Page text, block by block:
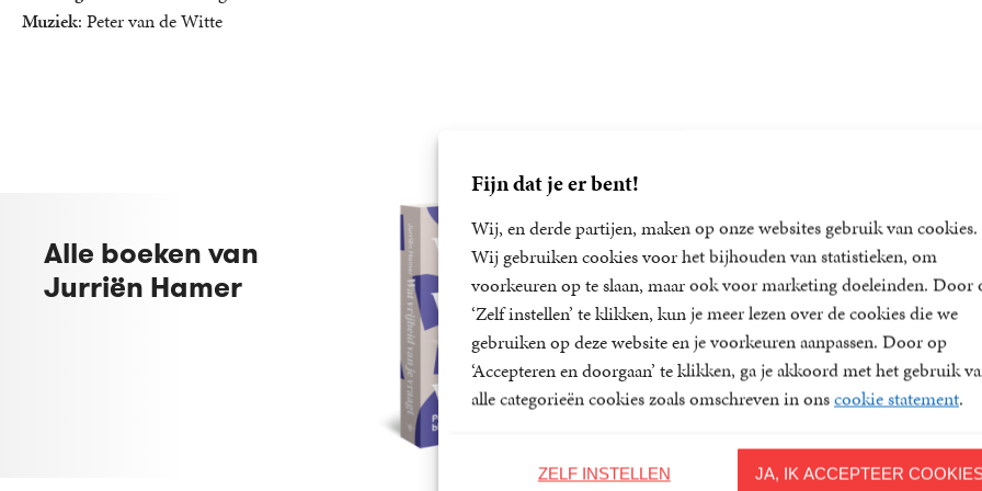
Fijn dat je er bent!
Wij, en derde partijen, maken op onze websites gebruik van cookies.
Wij gebruiken cookies voor het bijhouden van statistieken, om
voorkeuren op te slaan, maar ook voor marketing doeleinden. Door
‘Zelf instellen’ te klikken, kun je meer lezen over de cookies die we
gebruiken op deze website en je voorkeuren aanpassen. Door op
‘Accepteren en doorgaan’ te klikken, ga je akkoord met het gebruik
alle categorieën cookies zoals omschreven in onscookie statement.
JA, IK ACCEPTEER
ZELF INSTELLEN
Muziek: Peter van de Witte
Alle boeken van
Jurriën Hamer